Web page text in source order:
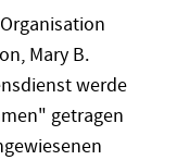
Mary B.
werde
getragen